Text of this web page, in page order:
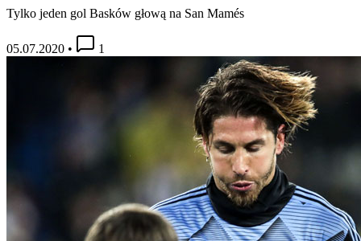
Tylko jeden gol Basków głową na San Mamés
05.07.2020 • 1